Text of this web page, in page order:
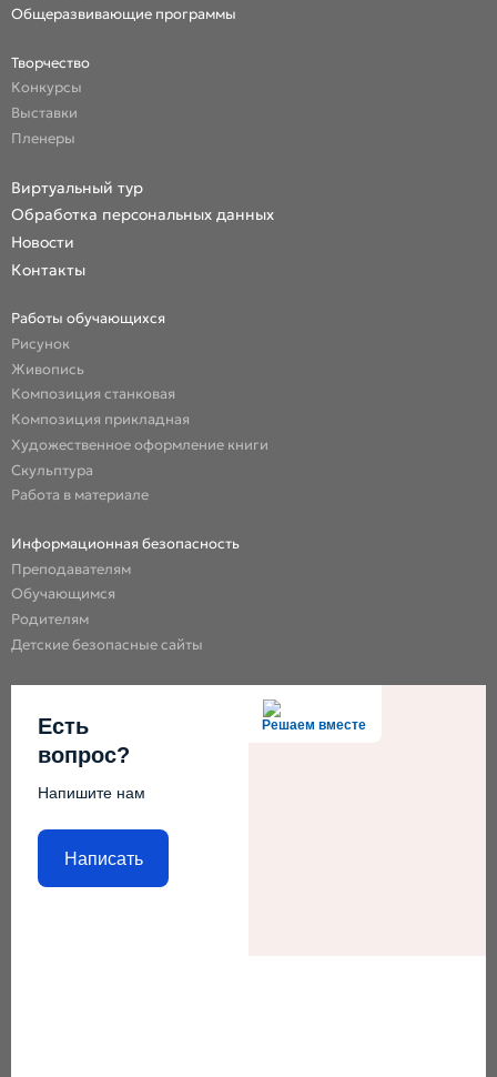
Общеразвивающие программы
Творчество
Конкурсы
Выставки
Пленеры
Виртуальный тур
Обработка персональных данных
Новости
Контакты
Работы обучающихся
Рисунок
Живопись
Композиция станковая
Композиция прикладная
Художественное оформление книги
Скульптура
Работа в материале
Информационная безопасность
Преподавателям
Обучающимся
Родителям
Детские безопасные сайты
Решаем вместе
Есть
вопрос?
Напишите нам
Написать